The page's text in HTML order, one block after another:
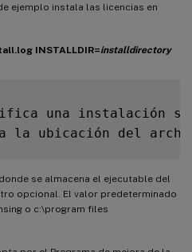
ejemplo instala las licencias en
INSTALLDIR=installdirectory
una instalación
la ubicación del
se almacena el ejecutable del
opcional. El valor predeterminado
o c:\program files